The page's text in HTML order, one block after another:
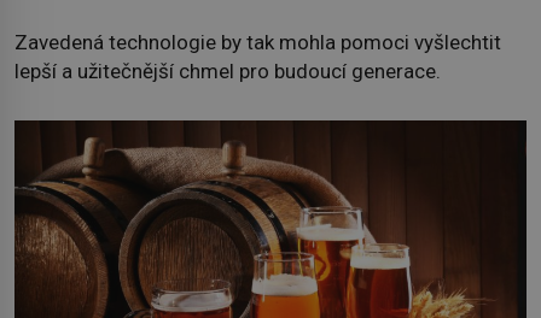
Zavedená technologie by tak mohla pomoci vyšlechtit
lepší a užitečnější chmel pro budoucí generace.